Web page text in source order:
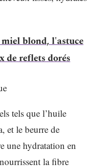
miel blond, l'astuce
de reflets dorés
tels que l’huile
et le beurre de
une hydratation en
la fibre